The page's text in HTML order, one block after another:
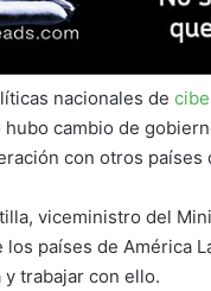
nacionales de
cambio de
con otros países
viceministro del
países de América
trabajar con ello.